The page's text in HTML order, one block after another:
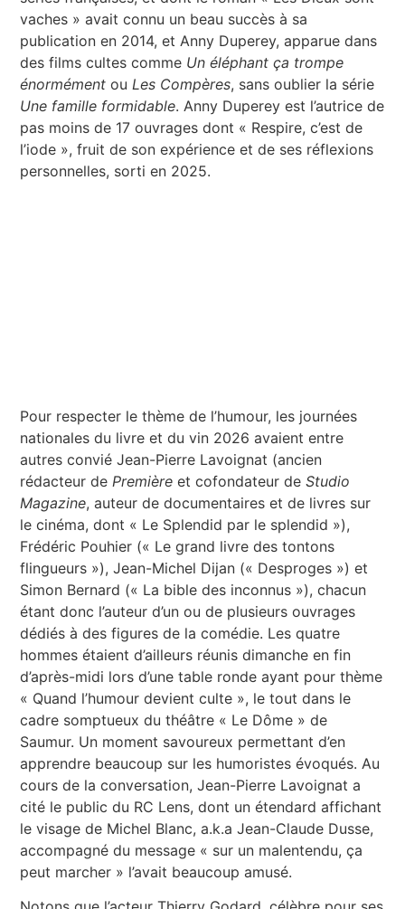
vaches » avait connu un beau succès à sa
publication en 2014, et Anny Duperey, apparue dans
des films cultes comme Un éléphant ça trompe
énormément ouLes Compères, sans oublier la série
Une famille formidable. Anny Duperey est l’autrice de
pas moins de 17 ouvrages dont « Respire, c’est de
l’iode », fruit de son expérience et de ses réflexions
personnelles, sorti en 2025.
Pour respecter le thème de l’humour, les journées
nationales du livre et du vin 2026 avaient entre
autres convié Jean-Pierre Lavoignat (ancien
rédacteur dePremière et cofondateur deStudio
Magazine, auteur de documentaires et de livres sur
le cinéma, dont « Le Splendid par le splendid »),
Frédéric Pouhier (« Le grand livre des tontons
flingueurs »), Jean-Michel Dijan (« Desproges ») et
Simon Bernard (« La bible des inconnus »), chacun
étant donc l’auteur d’un ou de plusieurs ouvrages
dédiés à des figures de la comédie. Les quatre
hommes étaient d’ailleurs réunis dimanche en fin
d’après-midi lors d’une table ronde ayant pour thème
« Quand l’humour devient culte », le tout dans le
cadre somptueux du théâtre « Le Dôme » de
Saumur. Un moment savoureux permettant d’en
apprendre beaucoup sur les humoristes évoqués. Au
cours de la conversation, Jean-Pierre Lavoignat a
cité le public du RC Lens, dont un étendard affichant
le visage de Michel Blanc, a.k.a Jean-Claude Dusse,
accompagné du message « sur un malentendu, ça
peut marcher » l’avait beaucoup amusé.